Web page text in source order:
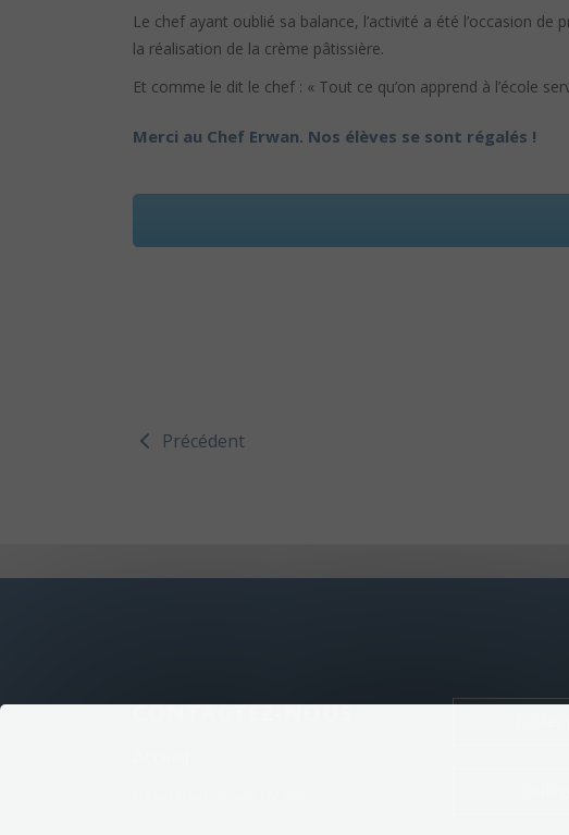
Le chef ayant oublié sa balance, l’activité a été l’occasion
la réalisation de la crème pâtissière.
Et comme le dit le chef : « Tout ce qu’on apprend à l’école
Merci au Chef Erwan. Nos élèves se sont régalés !
Précédent
CONTACTEZ-NOUS